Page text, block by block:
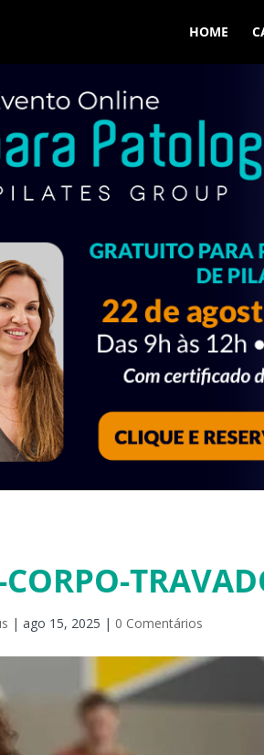
HOME
| ago 15, 2025 | 0 Comentários